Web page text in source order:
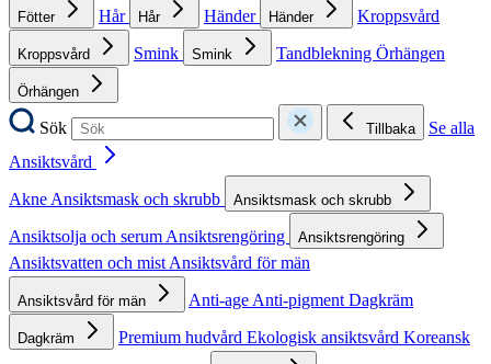
Fötter Hår Hår Händer Händer Kroppsvård
Kroppsvård Smink Smink Tandblekning Örhängen
Örhängen
Sök Tillbaka
Se alla
Ansiktsvård
AkneAnsiktsmask och skrubb Ansiktsmask och skrubb
Ansiktsolja och serumAnsiktsrengöring Ansiktsrengöring
Ansiktsvatten och mistAnsiktsvård för män
Ansiktsvård för män Anti-ageAnti-pigmentDagkräm
Dagkräm Premium hudvård Ekologisk ansiktsvård Koreansk